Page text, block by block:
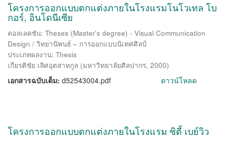
โครงการออกแบบตกแต่งภายในโรงแรมโนโวเทล โบ
กอร์, อินโดนีเซีย
คอลเลคชัน: Theses (Master's degree) - Visual Communication
Design / วิทยานิพนธ์ – การออกแบบนิเทศศิลป์
ประเภทผลงาน: Thesis
เกียรติชัย เลิศอุตสาหกูล (มหาวิทยาลัยศิลปากร, 2000)
เอกสารฉบับเต็ม: d52543004.pdf ดาวน์โหลด
โครงการออกแบบตกแต่งภายในโรงแรม ซิตี้ เบย์วิว